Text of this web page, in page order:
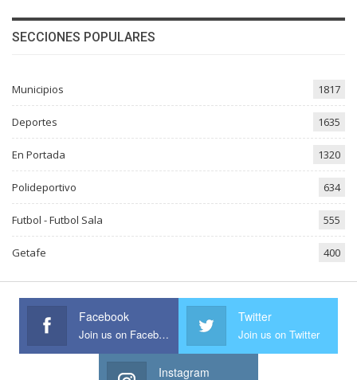
SECCIONES POPULARES
Municipios 1817
Deportes 1635
En Portada 1320
Polideportivo 634
Futbol - Futbol Sala 555
Getafe 400
Facebook
Join us on Facebook
Twitter
Join us on Twitter
Instagram